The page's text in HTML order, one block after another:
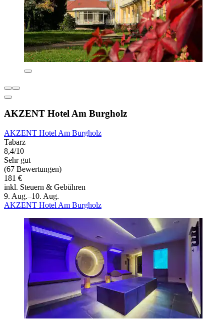
AKZENT Hotel Am Burgholz
AKZENT Hotel Am Burgholz
Tabarz
8,4/10
Sehr gut
(67 Bewertungen)
181 €
inkl. Steuern & Gebühren
9. Aug.–10. Aug.
AKZENT Hotel Am Burgholz